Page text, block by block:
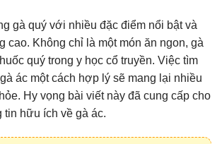
gà quý với nhiều đặc điểm nổi bật và
cao. Không chỉ là một món ăn ngon, gà
quý trong y học cổ truyền. Việc tìm
ác một cách hợp lý sẽ mang lại nhiều
Hy vọng bài viết này đã cung cấp cho
tin hữu ích về gà ác.